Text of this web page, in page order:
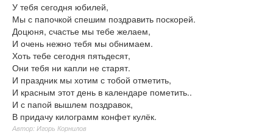
У тебя сегодня юбилей,
Мы с папочкой спешим поздравить поскорей.
Доцюня, счастье мы тебе желаем,
И очень нежно тебя мы обнимаем.
Хоть тебе сегодня пятьдесят,
Они тебя ни капли не старят.
И праздник мы хотим с тобой отметить,
И красным этот день в календаре пометить..
И с папой вышлем поздравок,
В придачу килограмм конфет кулёк.
Автор: Игорь Корнилов